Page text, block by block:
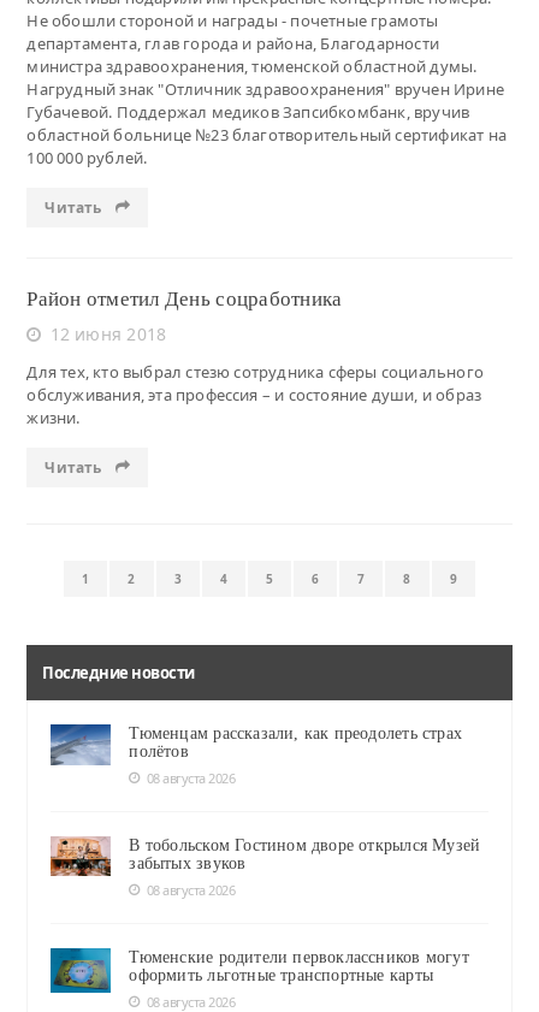
Не обошли стороной и награды - почетные грамоты
департамента, глав города и района, Благодарности
министра здравоохранения, тюменской областной думы.
Нагрудный знак "Отличник здравоохранения" вручен Ирине
Губачевой. Поддержал медиков Запсибкомбанк, вручив
областной больнице №23 благотворительный сертификат на
100 000 рублей.
Читать
Район отметил День соцработника
12 июня 2018
Для тех, кто выбрал стезю сотрудника сферы социального
обслуживания, эта профессия – и состояние души, и образ
жизни.
Читать
1 2 3 4 5 6 7 8 9
Последние новости
Тюменцам рассказали, как преодолеть страх
полётов
08 августа 2026
В тобольском Гостином дворе открылся Музей
забытых звуков
08 августа 2026
Тюменские родители первоклассников могут
оформить льготные транспортные карты
08 августа 2026